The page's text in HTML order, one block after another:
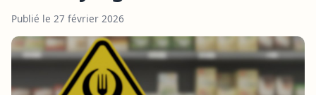
Publié le 27 février 2026